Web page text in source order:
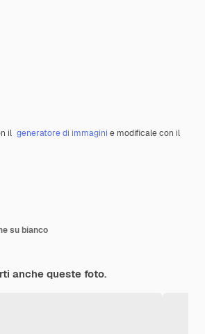
il generatore di immagini e modificale con il
su bianco
anche queste foto.